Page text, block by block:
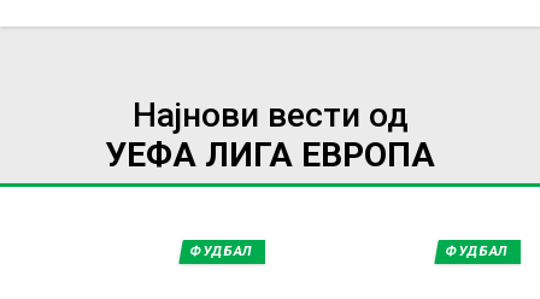
Најнови вести од
УЕФА ЛИГА ЕВРОПА
ФУДБАЛ ФУДБАЛ